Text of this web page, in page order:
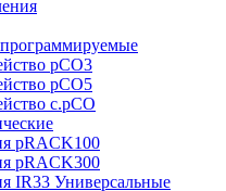
pCO3
pCO5
c.pCO
pRACK100
pRACK300
IR33 Универсальные